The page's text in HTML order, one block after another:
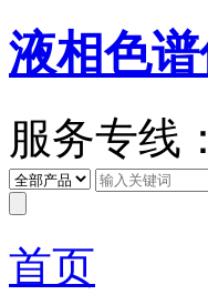
液相色谱
服务专线
首页